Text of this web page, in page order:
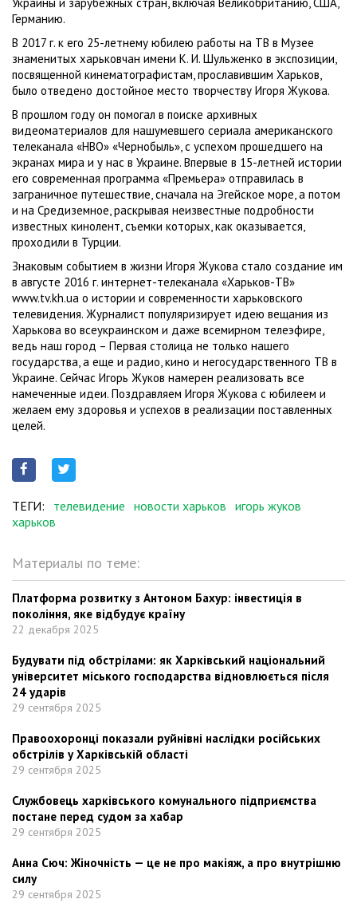
Германию.
В 2017 г. к его 25-летнему юбилею работы на ТВ в Музее
знаменитых харьковчан имени К. И. Шульженко в экспозиции,
посвященной кинематографистам, прославившим Харьков,
было отведено достойное место творчеству Игоря Жукова.
В прошлом году он помогал в поиске архивных
видеоматериалов для нашумевшего сериала американского
телеканала «HBO» «Чернобыль», с успехом прошедшего на
экранах мира и у нас в Украине. Впервые в 15-летней истории
его современная программа «Премьера» отправилась в
заграничное путешествие, сначала на Эгейское море, а потом
и на Средиземное, раскрывая неизвестные подробности
известных кинолент, съемки которых, как оказывается,
проходили в Турции.
Знаковым событием в жизни Игоря Жукова стало создание им
в августе 2016 г. интернет-телеканала «Харьков-ТВ»
www.tv.kh.ua о истории и современности харьковского
телевидения. Журналист популяризирует идею вещания из
Харькова во всеукраинском и даже всемирном телеэфире,
ведь наш город – Первая столица не только нашего
государства, а еще и радио, кино и негосударственного ТВ в
Украине. Сейчас Игорь Жуков намерен реализовать все
намеченные идеи. Поздравляем Игоря Жукова с юбилеем и
желаем ему здоровья и успехов в реализации поставленных
целей.
ТЕГИ: телевидение новости харьков игорь жуков
харьков
Материалы по теме:
Платформа розвитку з Антоном Бахур: інвестиція в
покоління, яке відбудує країну
22 декабря 2025
Будувати під обстрілами: як Харківський національний
університет міського господарства відновлюється після
24 ударів
29 сентября 2025
Правоохоронці показали руйнівні наслідки російських
обстрілів у Харківській області
29 сентября 2025
Службовець харківського комунального підприємства
постане перед судом за хабар
29 сентября 2025
Анна Сюч: Жіночність — це не про макіяж, а про внутрішню
силу
29 сентября 2025